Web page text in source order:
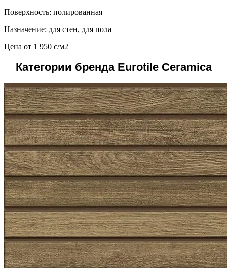
Поверхность: полированная
Назначение: для стен, для пола
Цена от 1 950 c/м2
Категории бренда Eurotile Ceramica